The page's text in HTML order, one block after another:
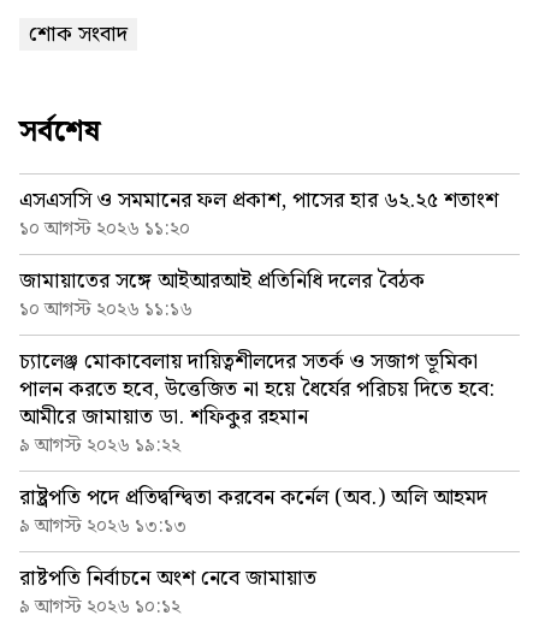
শোক সংবাদ
সর্বশেষ
এসএসসি ও সমমানের ফল প্রকাশ, পাসের হার ৬২.২৫ শতাংশ
১০ আগস্ট ২০২৬ ১১:২০
জামায়াতের সঙ্গে আইআরআই প্রতিনিধি দলের বৈঠক
১০ আগস্ট ২০২৬ ১১:১৬
চ্যালেঞ্জ মোকাবেলায় দায়িত্বশীলদের সতর্ক ও সজাগ ভূমিকা
পালন করতে হবে, উত্তেজিত না হয়ে ধৈর্যের পরিচয় দিতে হবে:
আমীরে জামায়াত ডা. শফিকুর রহমান
৯ আগস্ট ২০২৬ ১৯:২২
রাষ্ট্রপতি পদে প্রতিদ্বন্দ্বিতা করবেন কর্নেল (অব.) অলি আহমদ
৯ আগস্ট ২০২৬ ১৩:১৩
রাষ্টপতি নির্বাচনে অংশ নেবে জামায়াত
৯ আগস্ট ২০২৬ ১০:১২